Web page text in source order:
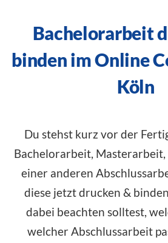
Bachelorarbeit
binden im Online
Köln
Du stehst kurz vor der
Bachelorarbeit,
einer anderen
diese jetzt drucken &
dabei beachten solltest,
welcher Abschlussarbeit